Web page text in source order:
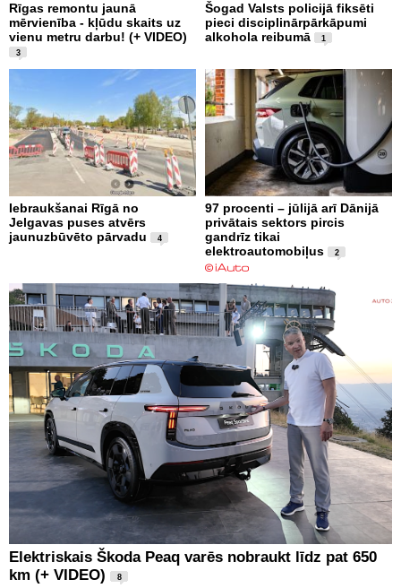
Rīgas remontu jaunā
mērvienība - kļūdu skaits uz
vienu metru darbu! (+ VIDEO)
3
Šogad Valsts policijā fiksēti
pieci disciplinārpārkāpumi
alkohola reibumā
1
Iebraukšanai Rīgā no
Jelgavas puses atvērs
jaunuzbūvēto pārvadu
4
97 procenti – jūlijā arī Dānijā
privātais sektors pircis
gandrīz tikai
elektroautomobiļus
2
Elektriskais Škoda Peaq varēs nobraukt līdz pat 650
km (+ VIDEO)
8